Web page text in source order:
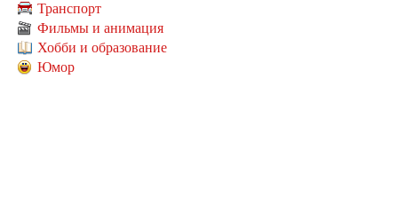
Транспорт
Фильмы и анимация
Хобби и образование
Юмор